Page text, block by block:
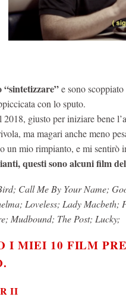
e sono
con lo sputo.
giusto per iniziare bene
ma magari anche meno
un mio rimpianto, e mi sentirò
questi sono alcuni film
Call Me By Your Name;
Loveless; Lady
Mudbound; The Post; Lucky;
I MIEI 10 FILM
.
II